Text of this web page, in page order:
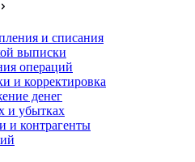
и списания
выписки
операций
и корректировка
денег
и убытках
и контрагенты